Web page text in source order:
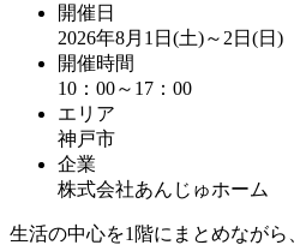
開催日
2026年8月1日(土)～2日(日)
開催時間
10：00～17：00
エリア
神戸市
企業
株式会社あんじゅホーム
生活の中心を1階にまとめながら